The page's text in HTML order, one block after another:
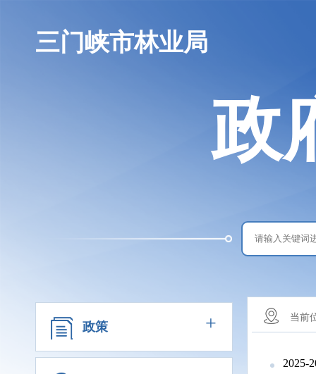
三门峡市林业局
政
政策 + 当前
2025-